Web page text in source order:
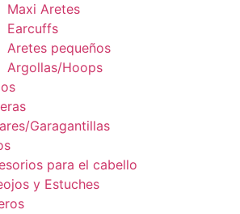
Maxi Aretes
Earcuffs
Aretes pequeños
Argollas/Hoops
Garagantillas
para el cabello
y Estuches